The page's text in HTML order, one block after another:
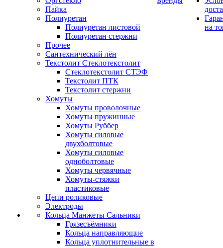
Пайка
Полиуретан
Полиуретан листовой
Полиуретан стержни
Прочее
Сантехнический лён
Текстолит Стеклотекстолит
Стеклотекстолит СТЭФ
Текстолит ПТК
Текстолит стержни
Хомуты
Хомуты проволочные
Хомуты пружинные
Хомуты Руббер
Хомуты силовые
двухболтовые
Хомуты силовые
одноболтовые
Хомуты червячные
Хомуты-стяжки
пластиковые
Цепи роликовые
Электроды
Кольца Манжеты Сальники
Грязесъёмники
Кольца направляющие
Кольца уплотнительные в
на